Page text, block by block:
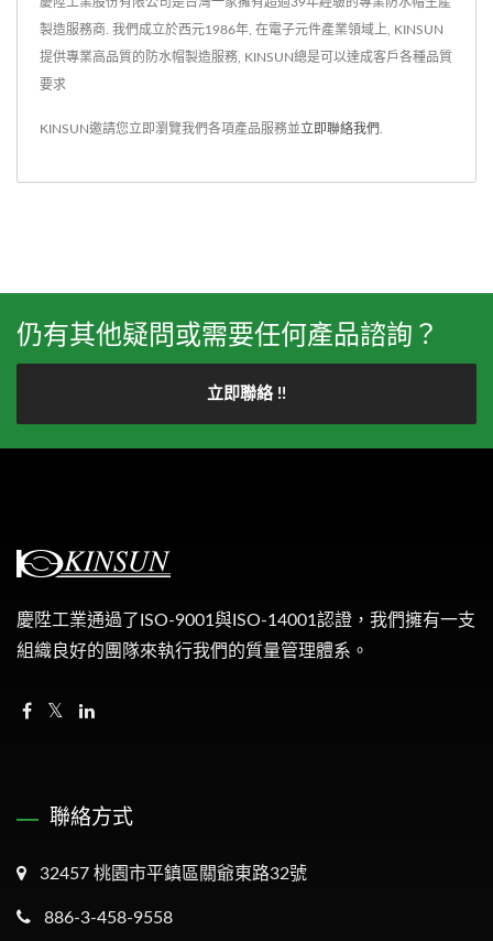
製造服務商. 我們成立於西元1986年, 在電子元件產業領域上, KINSUN
提供專業高品質的防水帽製造服務, KINSUN總是可以達成客戶各種品質
要求
KINSUN邀請您立即瀏覽我們各項產品服務並立即聯絡我們
仍有其他疑問或需要任何產品諮詢？
立即聯絡 !!
慶陞工業通過了ISO-9001與ISO-14001認證，我們擁有一支
組織良好的團隊來執行我們的質量管理體系。
聯絡方式
32457 桃園市平鎮區關爺東路32號
886-3-458-9558